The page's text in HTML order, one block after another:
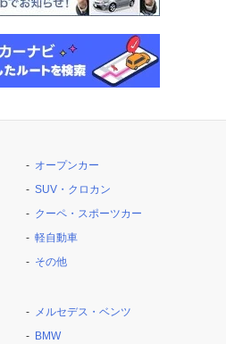
オープンカー
SUV・クロカン
クーペ・スポーツカー
軽自動車
その他
メルセデス・ベンツ
BMW